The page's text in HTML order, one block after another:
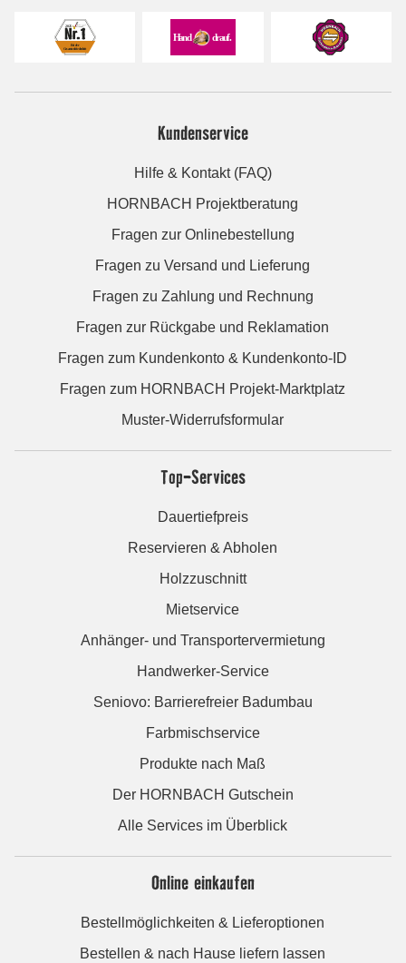
Kundenservice
Hilfe & Kontakt (FAQ)
HORNBACH Projektberatung
Fragen zur Onlinebestellung
Fragen zu Versand und Lieferung
Fragen zu Zahlung und Rechnung
Fragen zur Rückgabe und Reklamation
Fragen zum Kundenkonto & Kundenkonto-ID
Fragen zum HORNBACH Projekt-Marktplatz
Muster-Widerrufsformular
Top-Services
Dauertiefpreis
Reservieren & Abholen
Holzzuschnitt
Mietservice
Anhänger- und Transportervermietung
Handwerker-Service
Seniovo: Barrierefreier Badumbau
Farbmischservice
Produkte nach Maß
Der HORNBACH Gutschein
Alle Services im Überblick
Online einkaufen
Bestellmöglichkeiten & Lieferoptionen
Bestellen & nach Hause liefern lassen